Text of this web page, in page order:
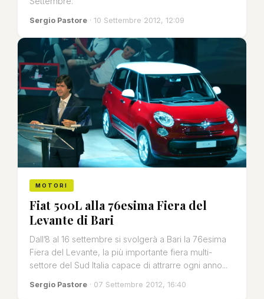
Sergio Pastore · 10 Settembre 2012, 12:09
MOTORI
Fiat 500L alla 76esima Fiera del
Levante di Bari
Dall’8 al 16 settembre si svolgerà a Bari la 76esima
Fiera del Levante, la più importante fiera multi-
settore del Sud Italia capace di attrarre ogni anno...
Sergio Pastore · 07 Settembre 2012, 16:40